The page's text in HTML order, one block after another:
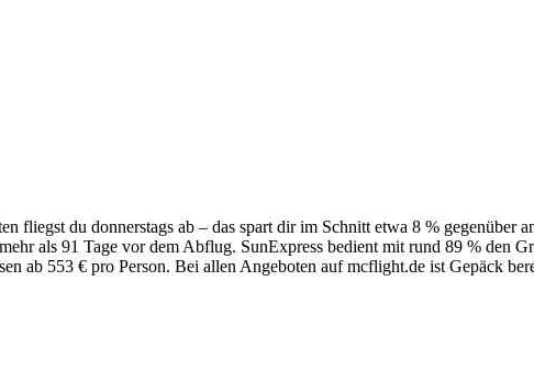
fliegst du donnerstags ab – das spart dir im Schnitt etwa 8 % gegenüber
als 91 Tage vor dem Abflug. SunExpress bedient mit rund 89 % den
ab 553 € pro Person. Bei allen Angeboten auf mcflight.de ist Gepäck